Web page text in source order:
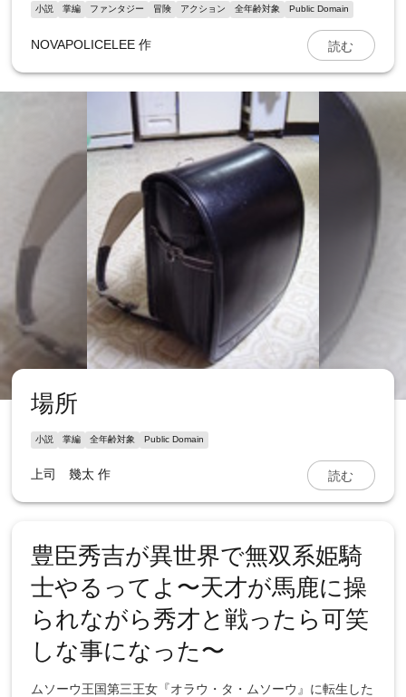
小説 掌編 ファンタジー 冒険 アクション 全年齢対象 Public Domain
NOVAPOLICELEE 作 読む
場所
小説 掌編 全年齢対象 Public Domain
上司 幾太 作 読む
豊臣秀吉が異世界で無双系姫騎
士やるってよ〜天才が馬鹿に操
られながら秀才と戦ったら可笑
しな事になった〜
ムソーウ王国第三王女『オラウ・タ・ムソーウ』に転生した